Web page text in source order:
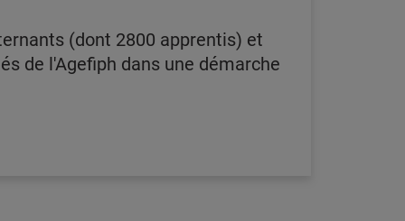
(dont 2800 apprentis) et
de l'Agefiph dans une démarche